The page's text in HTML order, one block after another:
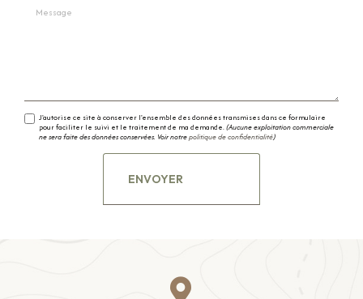
Message
J'autorise ce site à conserver l'ensemble des données transmises dans ce formulaire
pour faciliter le suivi et le traitement de ma demande.(Aucune exploitation commerciale
ne sera faite des données conservées. Voir notrepolitique de confidentialité)